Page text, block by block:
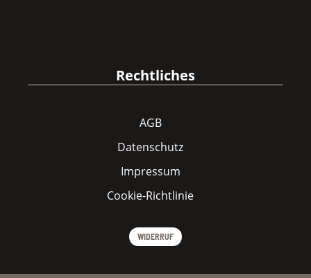
Rechtliches
AGB
Datenschutz
Impressum
Cookie-Richtlinie
WIDERRUF